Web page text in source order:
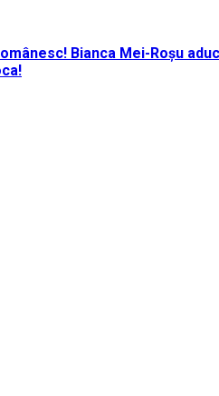
Bianca Mei-Roșu